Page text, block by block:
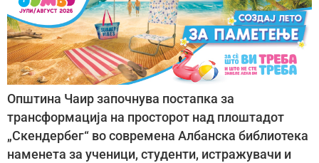
Општина Чаир започнува постапка за
трансформација на просторот над плоштадот
„Скендербег“ во современа Албанска библиотека
наменета за ученици, студенти, истражувачи и